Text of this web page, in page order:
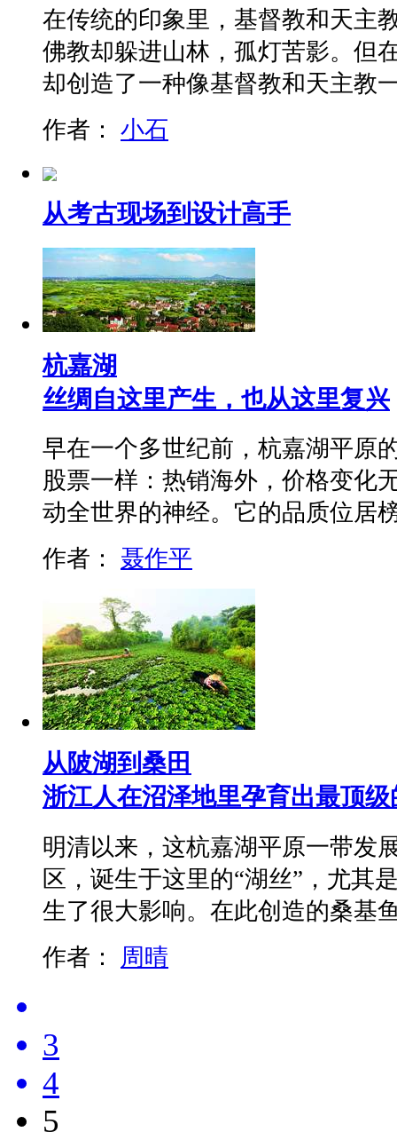
在传统的印象里，基督教和天主
佛教却躲进山林，孤灯苦影。但
却创造了一种像基督教和天主
作者： 小石
从考古现场到设计高手
杭嘉湖
丝绸自这里产生，也从这里复兴
早在一个多世纪前，杭嘉湖平原
股票一样：热销海外，价格变化
动全世界的神经。它的品质位
作者： 聂作平
从陂湖到桑田
浙江人在沼泽地里孕育出最顶级
明清以来，这杭嘉湖平原一带发
区，诞生于这里的“湖丝”，尤其
生了很大影响。在此创造的桑
作者： 周晴
3
4
5